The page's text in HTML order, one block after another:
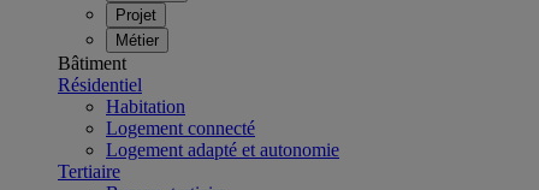
Projet
Métier
Bâtiment
Résidentiel
Habitation
Logement connecté
Logement adapté et autonomie
Tertiaire